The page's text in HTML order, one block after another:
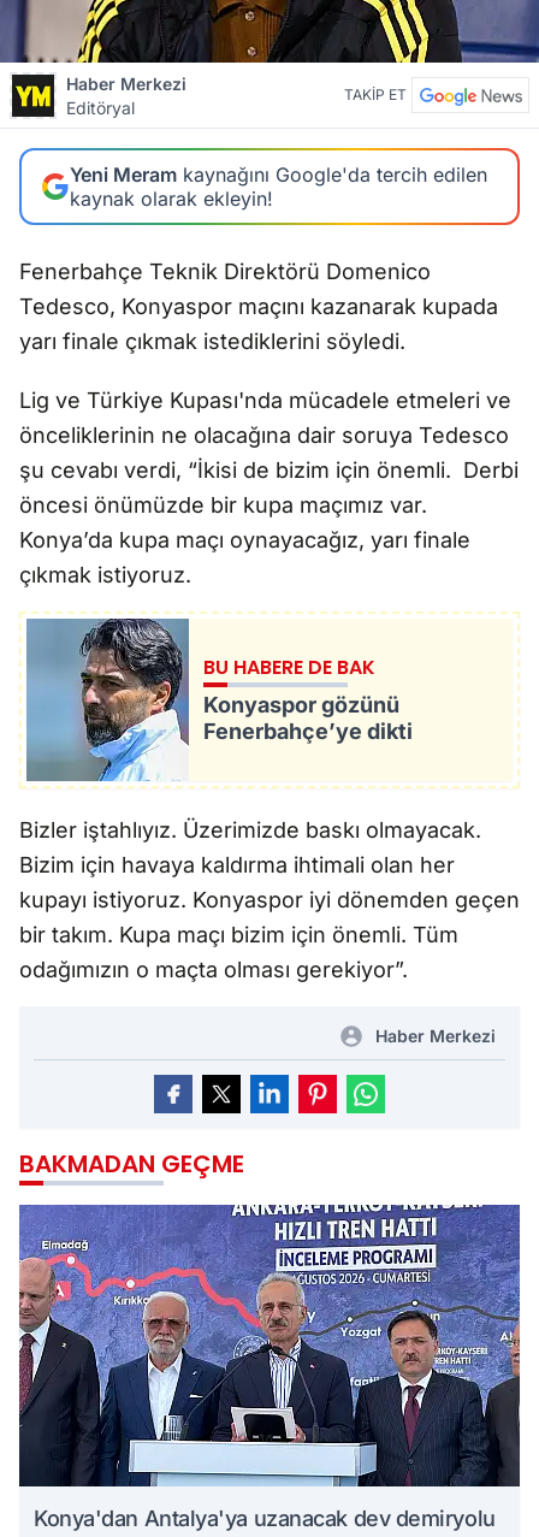
Haber Merkezi
Editöryal
TAKİP ET
Yeni Meram kaynağını Google'da tercih edilen
kaynak olarak ekleyin!
Fenerbahçe Teknik Direktörü Domenico
Tedesco, Konyaspor maçını kazanarak kupada
yarı finale çıkmak istediklerini söyledi.
Lig ve Türkiye Kupası'nda mücadele etmeleri ve
önceliklerinin ne olacağına dair soruya Tedesco
şu cevabı verdi, “İkisi de bizim için önemli. Derbi
öncesi önümüzde bir kupa maçımız var.
Konya’da kupa maçı oynayacağız, yarı finale
çıkmak istiyoruz.
BU HABERE DE BAK
Konyaspor gözünü
Fenerbahçe’ye dikti
Bizler iştahlıyız. Üzerimizde baskı olmayacak.
Bizim için havaya kaldırma ihtimali olan her
kupayı istiyoruz. Konyaspor iyi dönemden geçen
bir takım. Kupa maçı bizim için önemli. Tüm
odağımızın o maçta olması gerekiyor”.
Haber Merkezi
BAKMADAN GEÇME
Konya'dan Antalya'ya uzanacak dev demiryolu